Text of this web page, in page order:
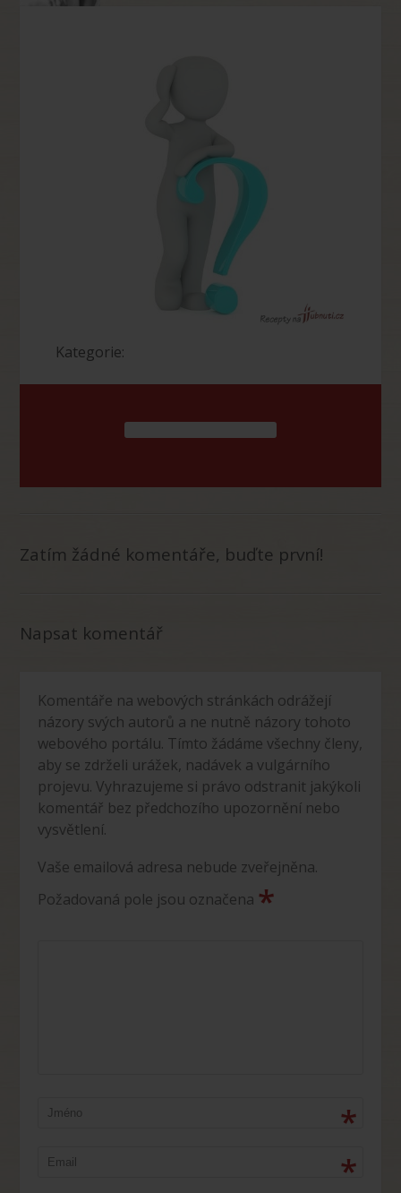
Kategorie:
Zatím žádné komentáře, buďte první!
Napsat komentář
Komentáře na webových stránkách odrážejí
názory svých autorů a ne nutně názory tohoto
webového portálu. Tímto žádáme všechny členy,
aby se zdrželi urážek, nadávek a vulgárního
projevu. Vyhrazujeme si právo odstranit jakýkoli
komentář bez předchozího upozornění nebo
vysvětlení.
Vaše emailová adresa nebude zveřejněna.
Požadovaná pole jsou označena *
*
*